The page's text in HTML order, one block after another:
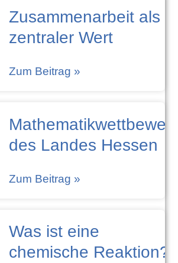
Zusammenarbeit als
zentraler Wert
Zum Beitrag »
des Landes Hessen
Zum Beitrag »
Was ist eine
chemische Reaktion?